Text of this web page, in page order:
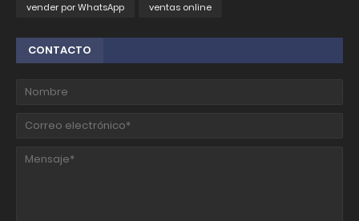
vender por WhatsApp
ventas online
CONTACTO